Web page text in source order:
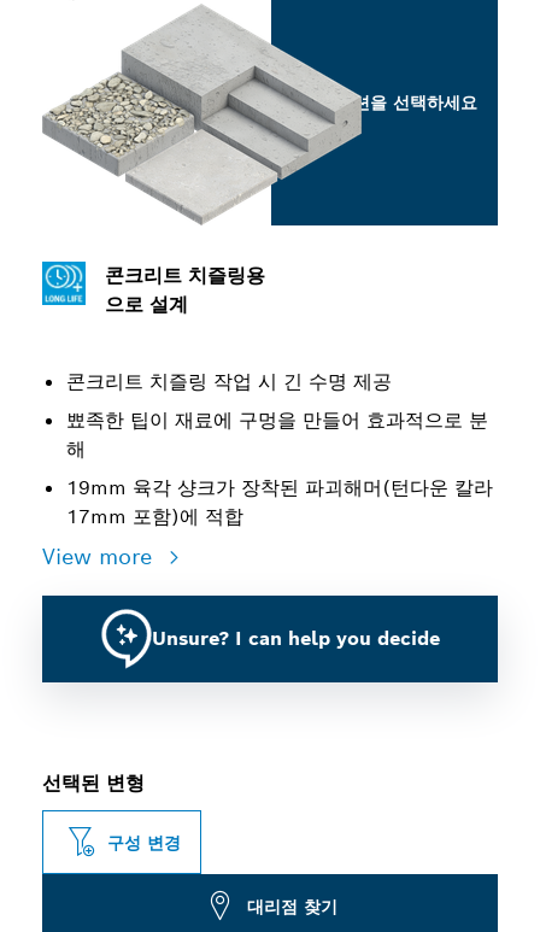
콘크리트 치즐링용
으로 설계
콘크리트 치즐링 작업 시 긴 수명 제공
뾰족한 팁이 재료에 구멍을 만들어 효과적으로 분
해
19mm 육각 샹크가 장착된 파괴해머(턴다운 칼라
17mm 포함)에 적합
View more
Unsure? I can help you decide
옵션을 선택하세요
선택된 변형
구성 변경
대리점 찾기